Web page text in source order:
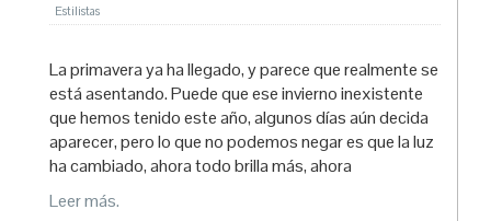
Estilistas
La primavera ya ha llegado, y parece que realmente se
está asentando. Puede que ese invierno inexistente
que hemos tenido este año, algunos días aún decida
aparecer, pero lo que no podemos negar es que la luz
ha cambiado, ahora todo brilla más, ahora
Leer más.